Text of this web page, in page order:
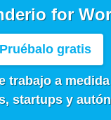
for
Pruébalo gratis
trabajo a
startups y